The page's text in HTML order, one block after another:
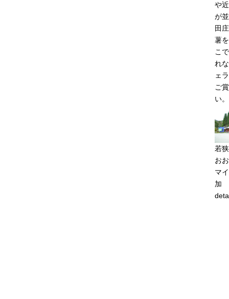
や
が
田
薯
こ
れ
ェ
ご
い。
若
お
マ
加